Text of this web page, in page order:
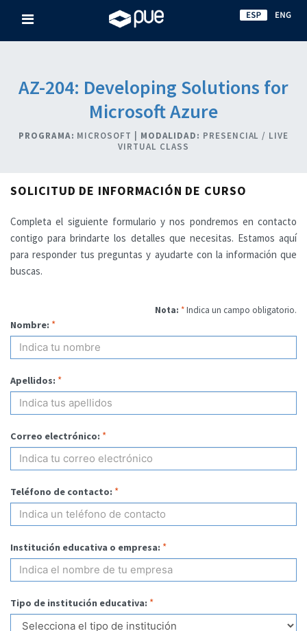
AZ-204: Developing Solutions for
Microsoft Azure
PROGRAMA: MICROSOFT | MODALIDAD: PRESENCIAL / LIVE
VIRTUAL CLASS
SOLICITUD DE INFORMACIÓN DE CURSO
Completa el siguiente formulario y nos pondremos en contacto
contigo para brindarte los detalles que necesitas. Estamos aquí
para responder tus preguntas y ayudarte con la información que
buscas.
Nota: *Indica un campo obligatorio.
Nombre: *
Apellidos: *
Correo electrónico: *
Teléfono de contacto: *
Institución educativa o empresa: *
Tipo de institución educativa: *